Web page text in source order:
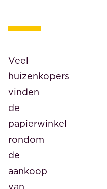
Veel
huizenkopers
vinden
de
papierwinkel
rondom
de
aankoop